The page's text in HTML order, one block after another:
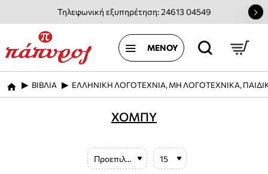
Τηλεφωνική εξυπηρέτηση: 24613 04549
home
ΒΙΒΛΙΑ ΕΛΛΗΝΙΚΗ ΛΟΓΟΤΕΧΝΙΑ, ΜΗ ΛΟΓΟΤΕΧΝΙΚΑ,
ΧΟΜΠΥ